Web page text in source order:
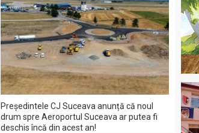
Președintele CJ Suceava anunță că noul
drum spre Aeroportul Suceava ar putea fi
deschis încă din acest an!